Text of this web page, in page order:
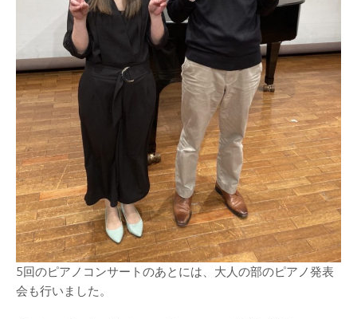
5回のピアノコンサートのあとには、大人の部のピアノ発表
会も行いました。